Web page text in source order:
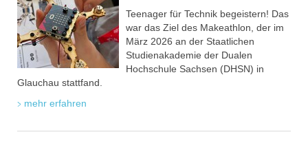
Teenager für Technik begeistern! Das
war das Ziel des Makeathlon, der im
März 2026 an der Staatlichen
Studienakademie der Dualen
Hochschule Sachsen (DHSN) in
Glauchau stattfand.
mehr erfahren